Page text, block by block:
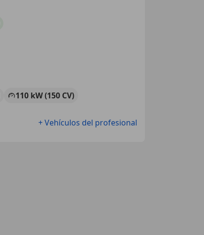
110 kW (150 CV)
+ Vehículos del profesional